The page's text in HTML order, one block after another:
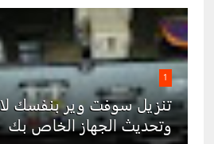
1
تنزيل سوفت وير بنفسك
وتحديث الجهاز الخاص بك